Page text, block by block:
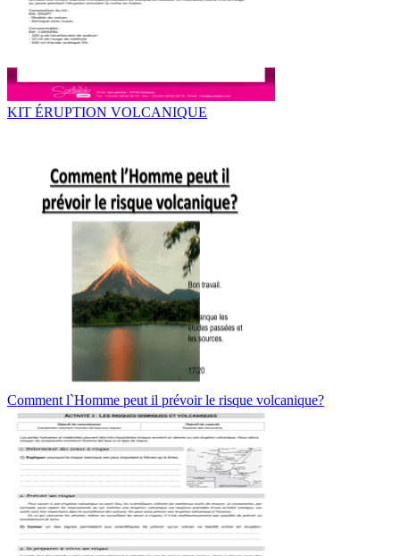
KIT ÉRUPTION VOLCANIQUE
Comment l`Homme peut il prévoir le risque volcanique?